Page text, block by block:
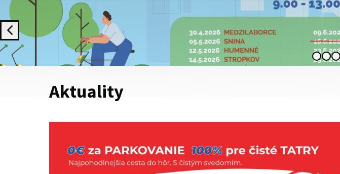
Aktuality